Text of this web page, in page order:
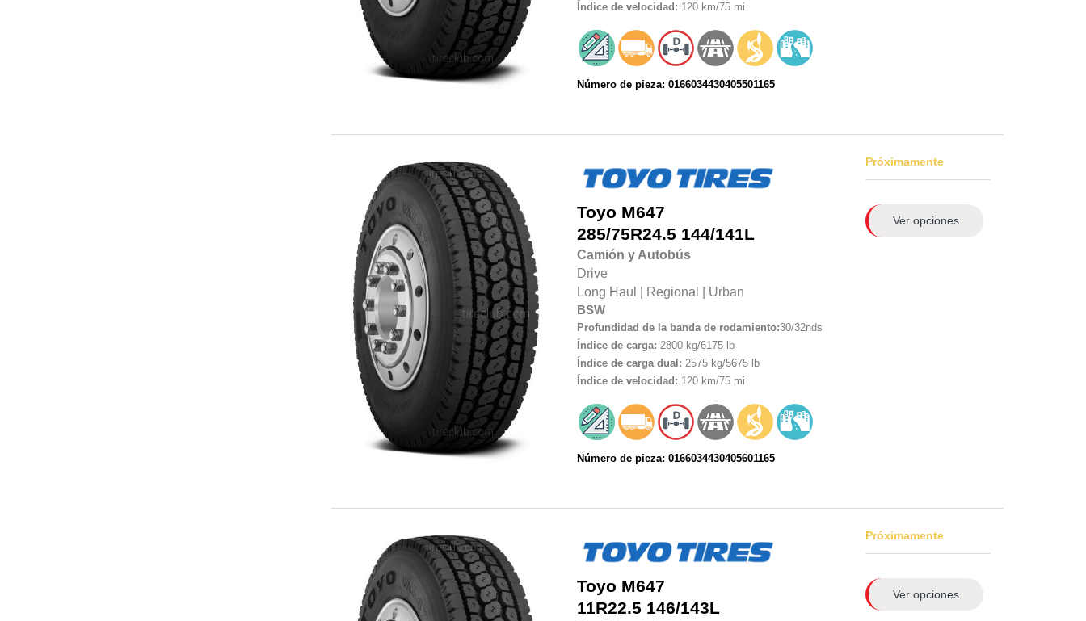
Índice de velocidad: 120 km/75 mi
Número de pieza: 0166034430405501165
Toyo M647
285/75R24.5 144/141L
Camión y Autobús
Drive
Long Haul
Regional
Urban
BSW
Profundidad de la banda de rodamiento:30/32nds
Índice de carga: 2800 kg/6175 lb
Índice de carga dual: 2575 kg/5675 lb
Índice de velocidad: 120 km/75 mi
Número de pieza: 0166034430405601165
Próximamente
Ver opciones
Toyo M647
11R22.5 146/143L
Próximamente
Ver opciones